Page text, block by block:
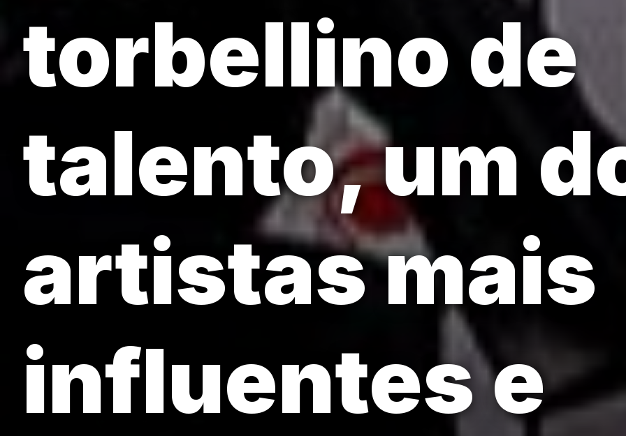
torbellino de
talento, um
artistas mais
influentes e